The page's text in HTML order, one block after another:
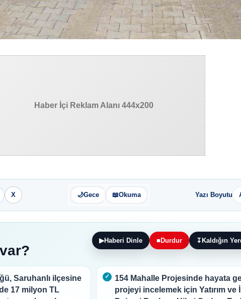
Haber İçi Reklam Alanı 444x200
X 🌙Gece 📖Okuma Yazı Boyutu
▶Haberi Dinle ■Durdur ↧Kaldığın
Saruhanlı ilçesine
17 milyon TL
154 Mahalle Projesinde hayata
projeyi incelemek için Yatırım ve